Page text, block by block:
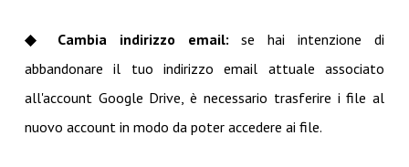
◆ Cambia indirizzo email: se hai intenzione di
abbandonare il tuo indirizzo email attuale associato
all'account Google Drive, è necessario trasferire i file al
nuovo account in modo da poter accedere ai file.